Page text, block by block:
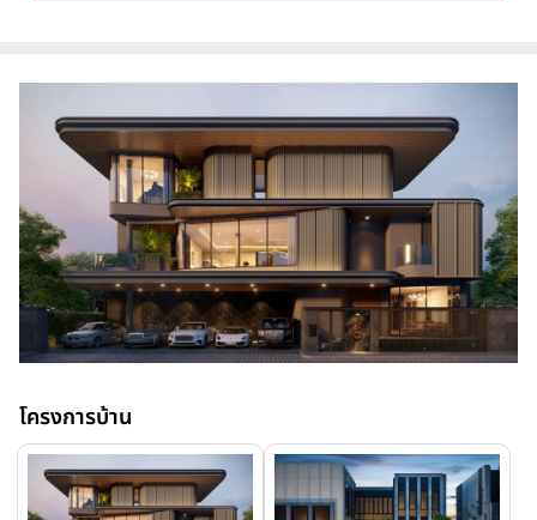
โครงการบ้าน